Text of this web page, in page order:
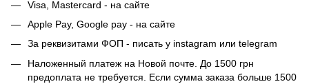
Visa, Mastercard - на сайте
Apple Pay, Google pay - на сайте
За реквизитами ФОП - писать у instagram или telegram
Наложенный платеж на Новой почте. До 1500 грн
предоплата не требуется. Если сумма заказа больше 1500